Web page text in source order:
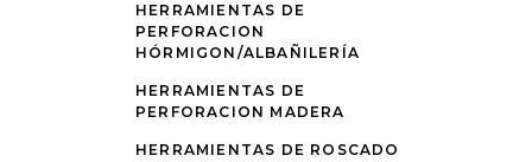
HERRAMIENTAS DE
PERFORACION
HÓRMIGON/ALBAÑILERÍA
HERRAMIENTAS DE
PERFORACION MADERA
HERRAMIENTAS DE ROSCADO